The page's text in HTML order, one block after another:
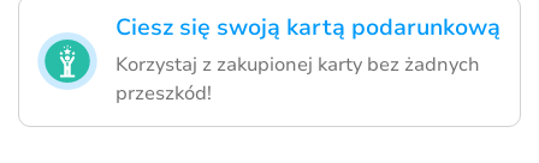
Ciesz się swoją kartą podarunkową
Korzystaj z zakupionej karty bez żadnych
przeszkód!